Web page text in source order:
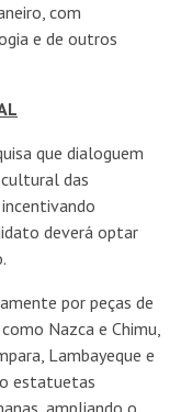
com
e de outros
que dialoguem
das
deverá optar
por peças de
Nazca e Chimu,
Lambayeque e
estatuetas